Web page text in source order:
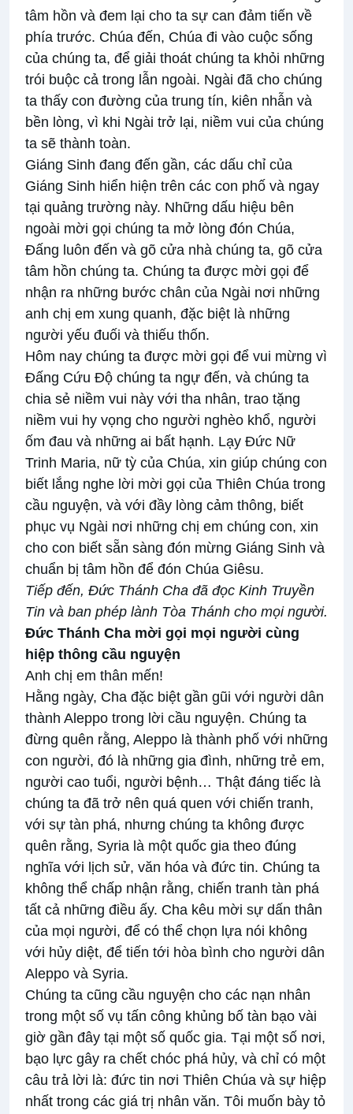
tâm hồn và đem lại cho ta sự can đảm tiến về
phía trước. Chúa đến, Chúa đi vào cuộc sống
của chúng ta, để giải thoát chúng ta khỏi những
trói buộc cả trong lẫn ngoài. Ngài đã cho chúng
ta thấy con đường của trung tín, kiên nhẫn và
bền lòng, vì khi Ngài trở lại, niềm vui của chúng
ta sẽ thành toàn.
Giáng Sinh đang đến gần, các dấu chỉ của
Giáng Sinh hiển hiện trên các con phố và ngay
tại quảng trường này. Những dấu hiệu bên
ngoài mời gọi chúng ta mở lòng đón Chúa,
Đấng luôn đến và gõ cửa nhà chúng ta, gõ cửa
tâm hồn chúng ta. Chúng ta được mời gọi để
nhận ra những bước chân của Ngài nơi những
anh chị em xung quanh, đặc biệt là những
người yếu đuối và thiếu thốn.
Hôm nay chúng ta được mời gọi để vui mừng vì
Đấng Cứu Độ chúng ta ngự đến, và chúng ta
chia sẻ niềm vui này với tha nhân, trao tặng
niềm vui hy vọng cho người nghèo khổ, người
ốm đau và những ai bất hạnh. Lạy Đức Nữ
Trinh Maria, nữ tỳ của Chúa, xin giúp chúng con
biết lắng nghe lời mời gọi của Thiên Chúa trong
cầu nguyện, và với đầy lòng cảm thông, biết
phục vụ Ngài nơi những chị em chúng con, xin
cho con biết sẵn sàng đón mừng Giáng Sinh và
chuẩn bị tâm hồn để đón Chúa Giêsu.
Tiếp đến, Đức Thánh Cha đã đọc Kinh Truyền
Tin và ban phép lành Tòa Thánh cho mọi người.
Đức Thánh Cha mời gọi mọi người cùng
hiệp thông cầu nguyện
Anh chị em thân mến!
Hằng ngày, Cha đặc biệt gần gũi với người dân
thành Aleppo trong lời cầu nguyện. Chúng ta
đừng quên rằng, Aleppo là thành phố với những
con người, đó là những gia đình, những trẻ em,
người cao tuổi, người bệnh… Thật đáng tiếc là
chúng ta đã trở nên quá quen với chiến tranh,
với sự tàn phá, nhưng chúng ta không được
quên rằng, Syria là một quốc gia theo đúng
nghĩa với lịch sử, văn hóa và đức tin. Chúng ta
không thể chấp nhận rằng, chiến tranh tàn phá
tất cả những điều ấy. Cha kêu mời sự dấn thân
của mọi người, để có thể chọn lựa nói không
với hủy diệt, để tiến tới hòa bình cho người dân
Aleppo và Syria.
Chúng ta cũng cầu nguyện cho các nạn nhân
trong một số vụ tấn công khủng bố tàn bạo vài
giờ gần đây tại một số quốc gia. Tại một số nơi,
bạo lực gây ra chết chóc phá hủy, và chỉ có một
câu trả lời là: đức tin nơi Thiên Chúa và sự hiệp
nhất trong các giá trị nhân văn. Tôi muốn bày tỏ